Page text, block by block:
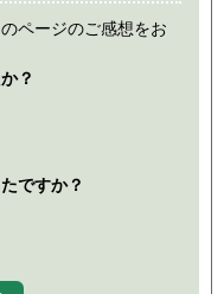
ページのご感想をお
？
ですか？